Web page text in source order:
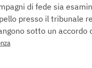
di fede sia
presso il tribunale
sotto un accordo